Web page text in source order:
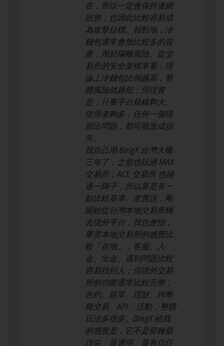
在，所以一定會保持連網
狀態，也因此比較容易成
為攻擊目標。相對地，冷
錢包通常會放比較多的資
產，用於隔離風險。從交
易所的安全架構來看，理
論上冷錢包比例越高，整
體風險就越低；但現實
是，只要平台規模夠大、
使用者夠多，任何一個環
節出問題，都可能造成損
失。
我自己用 BingX 台灣大概
三年了，之前也玩過 MAX
交易所，ACE 交易所 也碰
過一陣子，所以算是有一
點比較基準。老實說，剛
開始從台灣本地交易所轉
去境外平台，我也會怕，
畢竟本地交易所的感覺比
較「在地」，客服、入
金、出金、遇到問題比較
容易找到人；但境外交易
所的功能通常比較完整，
合約、跟單、理財、跨幣
種交易、API、活動，整體
玩法多很多。BingX 給我
的感覺是，它不是那種最
頂尖、最透明、最有信任